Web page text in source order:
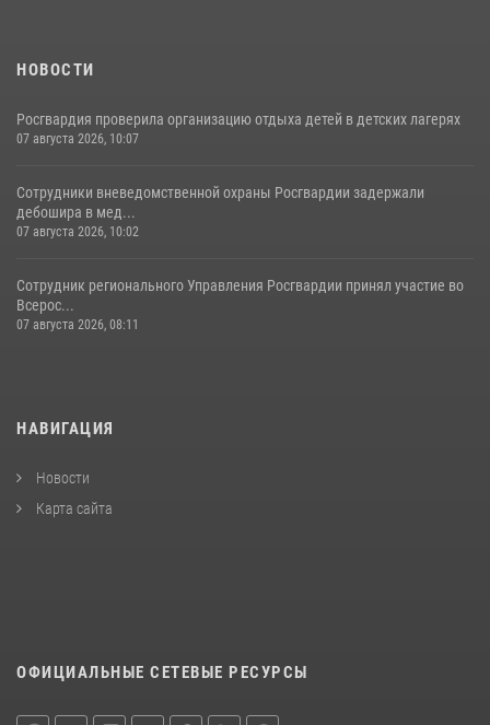
НОВОСТИ
Росгвардия проверила организацию отдыха детей в детских лагерях
07 августа 2026, 10:07
Сотрудники вневедомственной охраны Росгвардии задержали
дебошира в мед...
07 августа 2026, 10:02
Сотрудник регионального Управления Росгвардии принял участие во
Всерос...
07 августа 2026, 08:11
НАВИГАЦИЯ
Новости
Карта сайта
ОФИЦИАЛЬНЫЕ СЕТЕВЫЕ РЕСУРСЫ